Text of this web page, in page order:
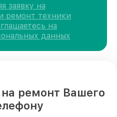
заявку на
ремонт техники
на
данных
на ремонт Вашего